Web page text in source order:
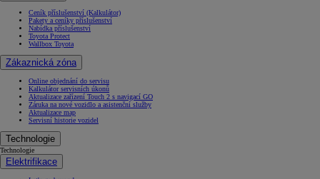
Ceník příslušenství (Kalkulátor)
Pakety a ceníky příslušenství
Nabídka příslušenství
Toyota Protect
Wallbox Toyota
Zákaznická zóna
Online objednání do servisu
Kalkulátor servisních úkonů
Aktualizace zařízení Touch 2 s navigací GO
Záruka na nové vozidlo a asistenční služby
Aktualizace map
Servisní historie vozidel
Technologie
Technologie
Elektrifikace